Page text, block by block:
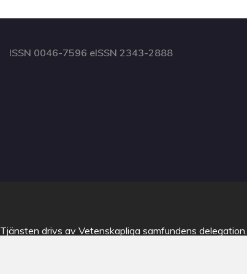
ISSN 0046-7596 eISSN 2343-2888
Tjänsten drivs av Vetenskapliga samfundens delegation.